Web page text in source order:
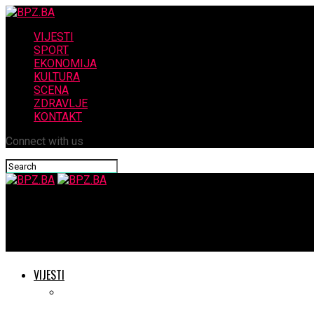
VIJESTI
SPORT
EKONOMIJA
KULTURA
SCENA
ZDRAVLJE
KONTAKT
Connect with us
VIJESTI